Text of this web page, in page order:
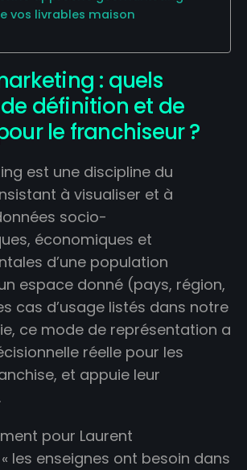
vos livrables maison
: quels
définition et de
le franchiseur ?
est une discipline du
à visualiser et à
socio-
économiques et
d’une population
espace donné (pays, région,
cas d’usage listés dans notre
ce mode de représentation a
réelle pour les
et appuie leur
pour Laurent
les enseignes ont besoin dans